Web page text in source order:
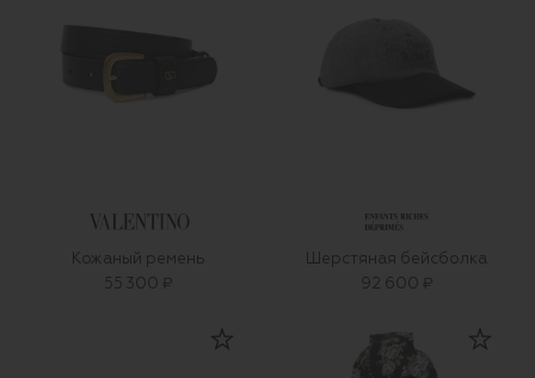
Кожаный ремень
55 300 ₽
Шерстяная бейсболка
92 600 ₽